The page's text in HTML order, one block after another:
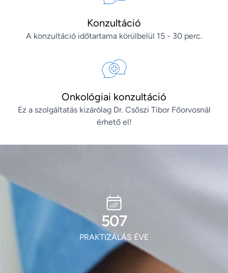
Konzultáció
A konzultáció időtartama körülbelül 15 - 30 perc.
Onkológiai konzultáció
Ez a szolgáltatás kizárólag Dr. Csőszi Tibor Főorvosnál
érhető el!
610
PRAKTIZÁLÁS ÉVE